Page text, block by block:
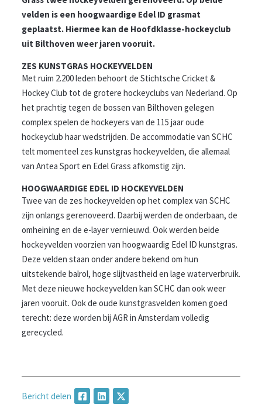
velden is een hoogwaardige Edel ID grasmat
geplaatst. Hiermee kan de Hoofdklasse-hockeyclub
uit Bilthoven weer jaren vooruit.
ZES KUNSTGRAS HOCKEYVELDEN
Met ruim 2.200 leden behoort de Stichtsche Cricket &
Hockey Club tot de grotere hockeyclubs van Nederland. Op
het prachtig tegen de bossen van Bilthoven gelegen
complex spelen de hockeyers van de 115 jaar oude
hockeyclub haar wedstrijden. De accommodatie van SCHC
telt momenteel zes kunstgras hockeyvelden, die allemaal
van Antea Sport en Edel Grass afkomstig zijn.
HOOGWAARDIGE EDEL ID HOCKEYVELDEN
Twee van de zes hockeyvelden op het complex van SCHC
zijn onlangs gerenoveerd. Daarbij werden de onderbaan, de
omheining en de e-layer vernieuwd. Ook werden beide
hockeyvelden voorzien van hoogwaardig Edel ID kunstgras.
Deze velden staan onder andere bekend om hun
uitstekende balrol, hoge slijtvastheid en lage waterverbruik.
Met deze nieuwe hockeyvelden kan SCHC dan ook weer
jaren vooruit. Ook de oude kunstgrasvelden komen goed
terecht: deze worden bij AGR in Amsterdam volledig
gerecycled.
Bericht delen